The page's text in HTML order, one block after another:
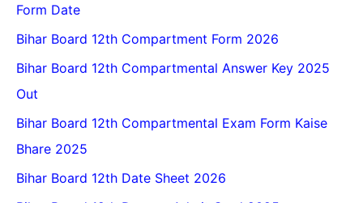
Form Date
Bihar Board 12th Compartment Form 2026
Bihar Board 12th Compartmental Answer Key 2025
Out
Bihar Board 12th Compartmental Exam Form Kaise
Bhare 2025
Bihar Board 12th Date Sheet 2026